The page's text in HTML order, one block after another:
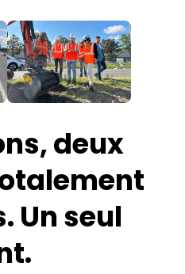
deux
Un seul